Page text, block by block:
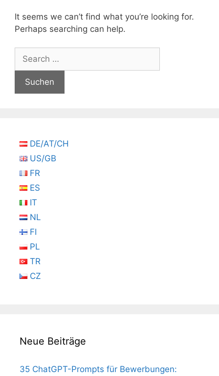
It seems we can’t find what you’re looking for.
Perhaps searching can help.
Suchen
nach:
DE/AT/CH
US/GB
FR
ES
IT
NL
FI
PL
TR
CZ
Neue Beiträge
35 ChatGPT-Prompts für Bewerbungen: